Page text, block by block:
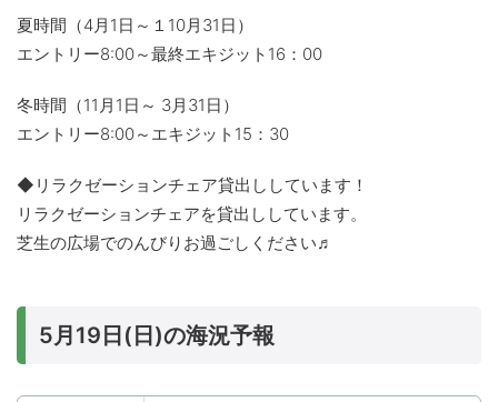
夏時間（4月1日～１10月31日）
エントリー8:00～最終エキジット16：00
冬時間（11月1日～ 3月31日）
エントリー8:00～エキジット15：30
◆リラクゼーションチェア貸出ししています！
リラクゼーションチェアを貸出ししています。
芝生の広場でのんびりお過ごしください♬
5月19日(日)の海況予報